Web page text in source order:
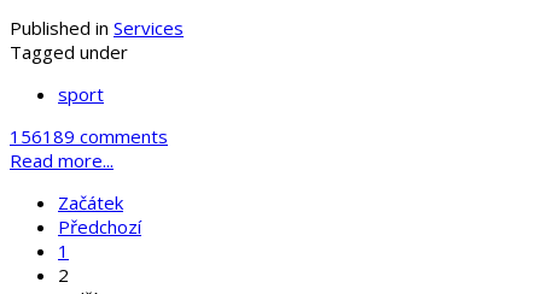
Published in Services
Tagged under
sport
156189 comments
Read more...
Začátek
Předchozí
1
2